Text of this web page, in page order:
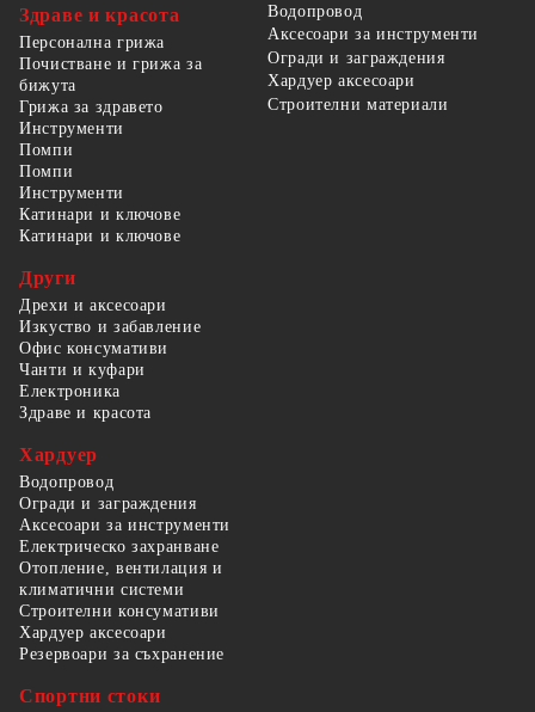
Здраве и красота
Персонална грижа
Почистване и грижа за
бижута
Грижа за здравето
Водопровод
Аксесоари за инструменти
Огради и заграждения
Хардуер аксесоари
Строителни материали
Инструменти
Помпи
Помпи
Инструменти
Катинари и ключове
Катинари и ключове
Други
Дрехи и аксесоари
Изкуство и забавление
Офис консумативи
Чанти и куфари
Електроника
Здраве и красота
Хардуер
Водопровод
Огради и заграждения
Аксесоари за инструменти
Електрическо захранване
Отопление, вентилация и
климатични системи
Строителни консумативи
Хардуер аксесоари
Резервоари за съхранение
Спортни стоки